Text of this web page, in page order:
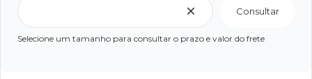
Consultar
Selecione um tamanho para consultar o prazo e valor do frete